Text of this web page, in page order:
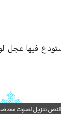
فيها عجل
تنزيل لصوت